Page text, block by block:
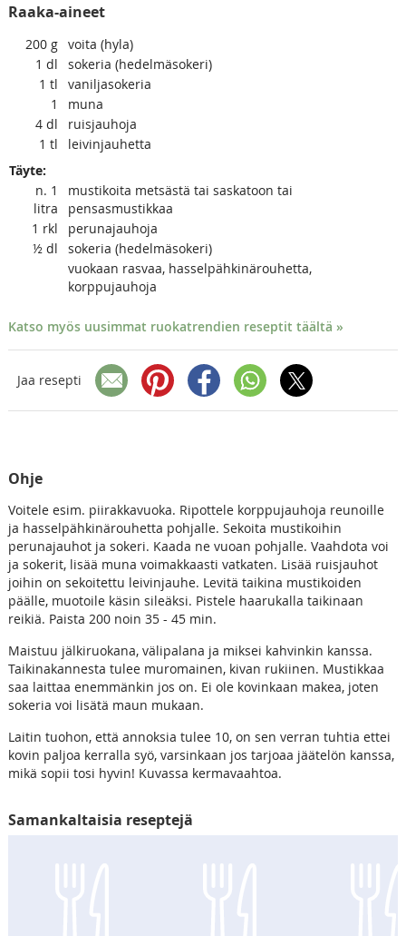
Raaka-aineet
200 g voita (hyla)
1 dl
sokeria (hedelmäsokeri)
1 tl
vaniljasokeria
1
muna
4 dl
ruisjauhoja
1 tl
leivinjauhetta
Täyte:
n. 1
litra
mustikoita metsästä tai saskatoon tai
pensasmustikkaa
1 rkl
perunajauhoja
½ dl
sokeria (hedelmäsokeri)
vuokaan rasvaa, hasselpähkinärouhetta,
korppujauhoja
Katso myös uusimmat ruokatrendien reseptit täältä »
Jaa resepti
Ohje
Voitele esim. piirakkavuoka. Ripottele korppujauhoja reunoille
ja hasselpähkinärouhetta pohjalle. Sekoita mustikoihin
perunajauhot ja sokeri. Kaada ne vuoan pohjalle. Vaahdota voi
ja sokerit, lisää muna voimakkaasti vatkaten. Lisää ruisjauhot
joihin on sekoitettu leivinjauhe. Levitä taikina mustikoiden
päälle, muotoile käsin sileäksi. Pistele haarukalla taikinaan
reikiä. Paista 200 noin 35 - 45 min.
Maistuu jälkiruokana, välipalana ja miksei kahvinkin kanssa.
Taikinakannesta tulee muromainen, kivan rukiinen. Mustikkaa
saa laittaa enemmänkin jos on. Ei ole kovinkaan makea, joten
sokeria voi lisätä maun mukaan.
Laitin tuohon, että annoksia tulee 10, on sen verran tuhtia ettei
kovin paljoa kerralla syö, varsinkaan jos tarjoaa jäätelön kanssa,
mikä sopii tosi hyvin! Kuvassa kermavaahtoa.
Samankaltaisia reseptejä